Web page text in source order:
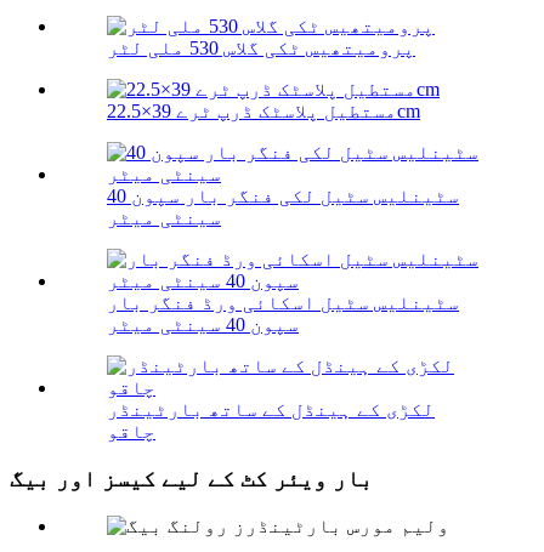
پرومیتھیس ٹکی گلاس 530 ملی لٹر
مستطیل پلاسٹک ڈرپ ٹرے 39×22.5cm
سٹینلیس سٹیل لکی فنگر بار سپون 40
سینٹی میٹر
سٹینلیس سٹیل اسکائی ورڈ فنگر بار
سپون 40 سینٹی میٹر
لکڑی کے ہینڈل کے ساتھ بارٹینڈر
چاقو
بار ویئر کٹ کے لیے کیسز اور بیگ